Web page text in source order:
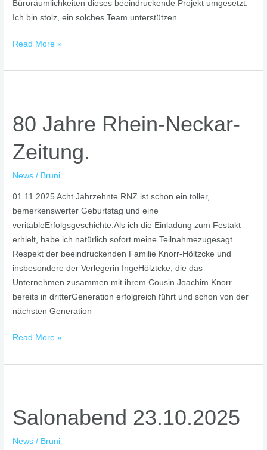
Büroräumlichkeiten dieses beeindruckende Projekt umgesetzt.
Ich bin stolz, ein solches Team unterstützen
Read More »
80 Jahre Rhein-Neckar-
Zeitung.
News / Bruni
01.11.2025 Acht Jahrzehnte RNZ ist schon ein toller,
bemerkenswerter Geburtstag und eine
veritableErfolgsgeschichte.Als ich die Einladung zum Festakt
erhielt, habe ich natürlich sofort meine Teilnahmezugesagt.
Respekt der beeindruckenden Familie Knorr-Höltzcke und
insbesondere der Verlegerin IngeHölztcke, die das
Unternehmen zusammen mit ihrem Cousin Joachim Knorr
bereits in dritterGeneration erfolgreich führt und schon von der
nächsten Generation
Rhein-
Neckar-
Zeitung.
Read More »
Salonabend 23.10.2025
News / Bruni